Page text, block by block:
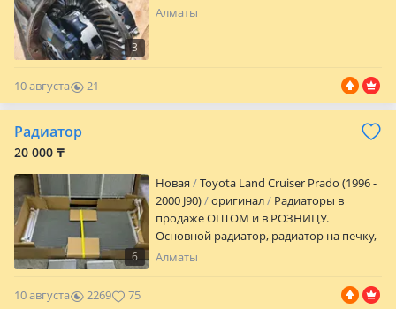
3
Алматы
10 августа
21
0
Радиатор
20 000 ₸
6
Новая
Toyota Land Cruiser Prado (1996 -
2000 J90)
оригинал
Радиаторы в
продаже ОПТОМ и в РОЗНИЦУ.
Основной радиатор, радиатор на печку,
кондиционер радиатор все в наличии.
за хорошие цены. Звоните уточняйте
Алматы
10 августа 2269 75